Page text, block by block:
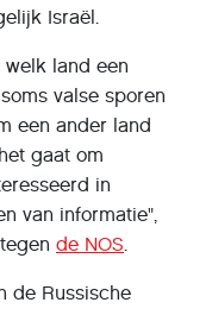
Israël.
land een
valse sporen
een ander land
gaat om
in
van informatie",
de NOS.
de Russische